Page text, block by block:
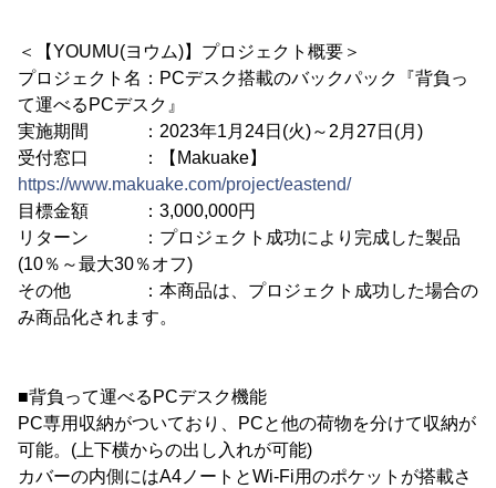
＜【YOUMU(ヨウム)】プロジェクト概要＞
プロジェクト名：PCデスク搭載のバックパック『背負っ
て運べるPCデスク』
実施期間 ：2023年1月24日(火)～2月27日(月)
受付窓口 ：【Makuake】
https://www.makuake.com/project/eastend/
目標金額 ：3,000,000円
リターン ：プロジェクト成功により完成した製品
(10％～最大30％オフ)
その他 ：本商品は、プロジェクト成功した場合の
み商品化されます。
■背負って運べるPCデスク機能
PC専用収納がついており、PCと他の荷物を分けて収納が
可能。(上下横からの出し入れが可能)
カバーの内側にはA4ノートとWi-Fi用のポケットが搭載さ